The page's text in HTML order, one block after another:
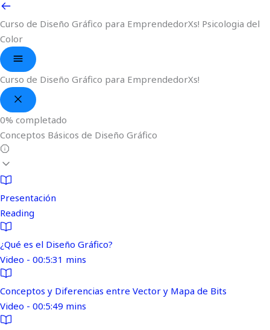
Curso de Diseño Gráfico para EmprendedorXs! Psicologia del
Color
Curso de Diseño Gráfico para EmprendedorXs!
0% completado
Conceptos Básicos de Diseño Gráfico
Presentación
Reading
¿Qué es el Diseño Gráfico?
Video - 00:5:31 mins
Conceptos y Diferencias entre Vector y Mapa de Bits
Video - 00:5:49 mins